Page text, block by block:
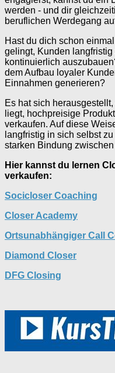
werden - und dir
beruflichen Werdegang
Hast du dich schon
gelingt, Kunden
kontinuierlich
dem Aufbau loyaler
Einnahmen generieren?
Es hat sich
liegt, hochpreisige
verkaufen. Auf diese
langfristig in sich selbst
starken Bindung
Hier kannst du lernen
verkaufen:
Socicloser Coaching
Closer Academy
Ortsunabhängiger Call
Diamond Closer
DFG Closing